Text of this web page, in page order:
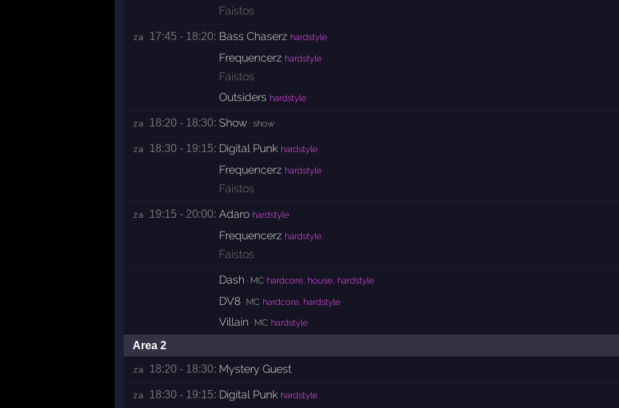
Faistos
za 17:45 - 18:20: Bass Chaserz hardstyle
Frequencerz hardstyle
Faistos
Outsiders hardstyle
za 18:20 - 18:30: Show· show
za 18:30 - 19:15: Digital Punk hardstyle
Frequencerz hardstyle
Faistos
za 19:15 - 20:00: Adaro hardstyle
Frequencerz hardstyle
Faistos
Dash · MC hardcore, house, hardstyle
DV8· MC hardcore, hardstyle
Villain · MC hardstyle
Area 2
za 18:20 - 18:30: Mystery Guest
za 18:30 - 19:15: Digital Punk hardstyle